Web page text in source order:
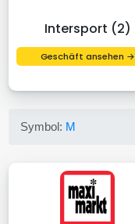
Intersport (2)
Geschäft ansehen →
Symbol: M